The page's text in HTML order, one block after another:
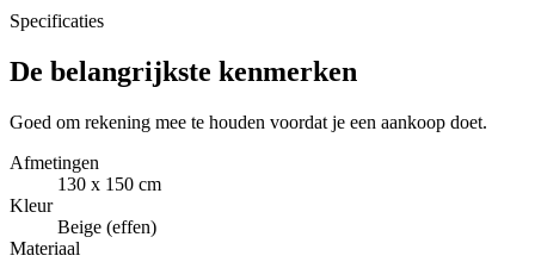
Specificaties
De belangrijkste kenmerken
Goed om rekening mee te houden voordat je een aankoop doet.
Afmetingen
130 x 150 cm
Kleur
Beige (effen)
Materiaal